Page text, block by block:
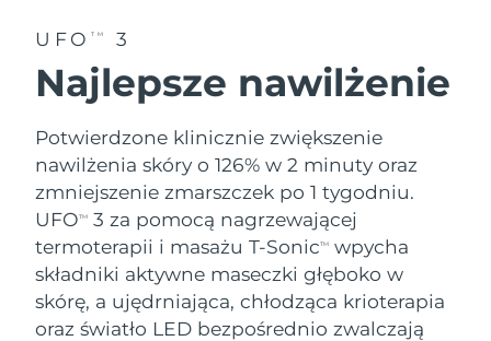
UFO TM 3
Najlepsze nawilżenie
Potwierdzone klinicznie zwiększenie
nawilżenia skóry o 126% w 2 minuty oraz
zmniejszenie zmarszczek po 1 tygodniu.
UFOTM
3 za pomocą nagrzewającej
termoterapii i masażu T-SonicTM
wpycha
składniki aktywne maseczki głęboko w
skórę, a ujędrniająca, chłodząca krioterapia
oraz światło LED bezpośrednio zwalczają
Wielka Brytania
Uzbekistan
Oczekiwany czas dostawy
8/15/26
Wietnam
Oczekiwany czas dostawy
8/16/26